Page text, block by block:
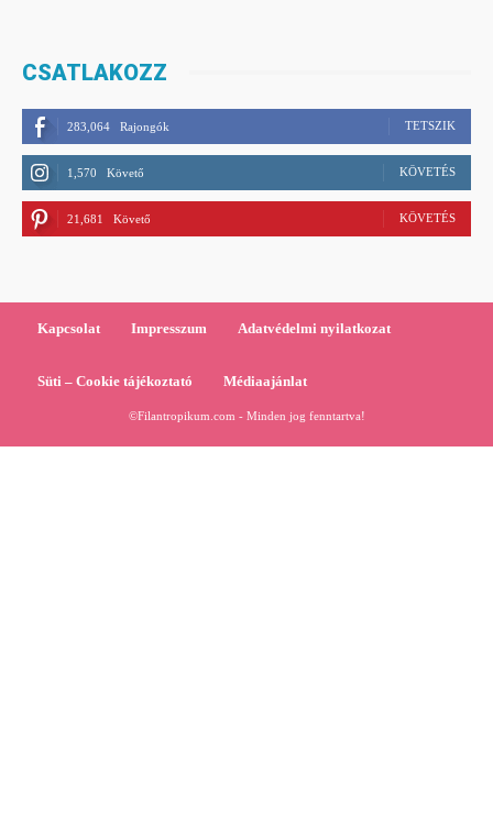
CSATLAKOZZ
283,064 Rajongók TETSZIK
1,570 Követő KÖVETÉS
21,681 Követő KÖVETÉS
Kapcsolat Impresszum Adatvédelmi nyilatkozat
Süti – Cookie tájékoztató Médiaajánlat
©Filantropikum.com - Minden jog fenntartva!